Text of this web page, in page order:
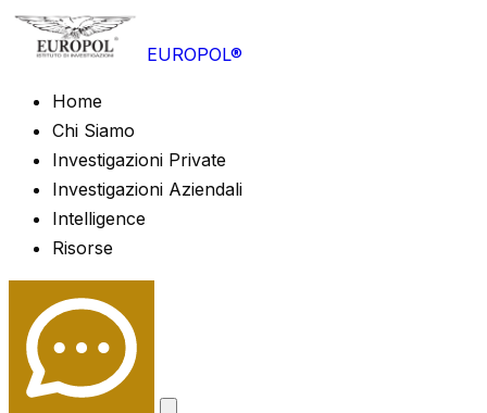
EUROPOL®
Home
Chi Siamo
Investigazioni Private
Investigazioni Aziendali
Intelligence
Risorse